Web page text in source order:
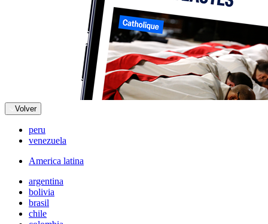
Volver
peru
venezuela
America latina
argentina
bolivia
brasil
chile